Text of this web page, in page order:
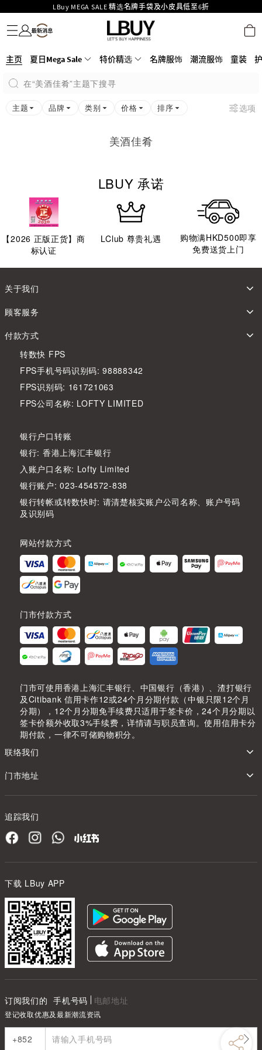
LBuy MEGA SALE 精选名牌手袋及小皮具低至6折
Goyard Hobo / Hobo Mini人气限量特别版限时原价低至75折!
LBuy呈献 - Hermès 及 Chanel 手袋及首饰低至6折，立即入手!
426号铺！
MOKO 1楼175号铺旗舰店特设名牌Hermès、CHANEL及LV专区！
购物满HKD500即享免运费！
名牌服饰
潮流服饰
童装
护肤美妆
香水香薰
个人护理
母婴护理
游戏及精品玩具
文仪用品
家居生活
电子产品
美食
医药保健
运动与户外用品
主页 夏日Mega Sale 特价精选 名牌服饰 潮流服饰 童装
在“美酒佳肴”主题下搜寻
主题 品牌 类别 价格 排序 选项
美酒佳肴
LBUY 承诺
【2026 正版正货】商
标认证
LClub 尊贵礼遇
购物满HKD500即享
免费送货上门
关于我们
顾客服务
付款方式
转数快 FPS
FPS手机号码识别码: 98888342
FPS识别码: 161721063
FPS公司名称: LOFTY LIMITED
银行户口转账
银行: 香港上海汇丰银行
入账户口名称: Lofty Limited
银行账户: 023-454572-838
银行转帐或转数快时: 请清楚核实账户公司名称、账户号码
及识别码
网站付款方式
门市付款方式
门市可使用香港上海汇丰银行、中国银行（香港）、渣打银行
及Citibank 信用卡作12或24个月分期付款（中银只限12个月
分期），12个月分期免手续费只适用于签卡价，24个月分期以
签卡价额外收取3%手续费，详情请与职员查询。使用信用卡分
期付款，一律不可储购物积分。
联络我们
门市地址
追踪我们
下载 LBuy APP
订阅我们的 手机号码 电邮地址
登记收取优惠及最新潮流资讯